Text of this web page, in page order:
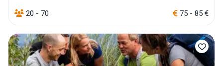
20 - 70 75 - 85 €